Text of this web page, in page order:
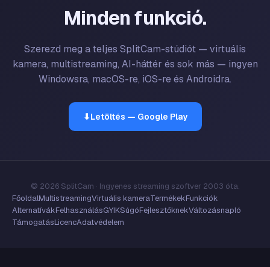
Minden funkció.
Szerezd meg a teljes SplitCam-stúdiót — virtuális
kamera, multistreaming, AI-háttér és sok más — ingyen
Windowsra, macOS-re, iOS-re és Androidra.
⬇Letöltés — Google Play
© 2026 SplitCam · Ingyenes streaming szoftver 2003 óta.
FőoldalMultistreamingVirtuális kameraTermékekFunkciók
AlternatívákFelhasználásGYIKSúgóFejlesztőknekVáltozásnapló
TámogatásLicencAdatvédelem